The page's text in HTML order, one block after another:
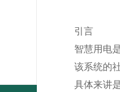
引言
智慧用电
该系统的
具体来讲